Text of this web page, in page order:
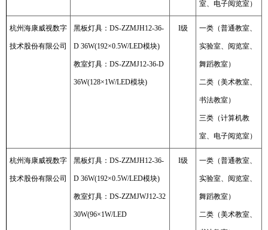
室、电子阅览室）
杭州海康威视数字
技术股份有限公司
黑板灯具：DS-ZZMJH12-36-
D 36W(192×0.5W/LED模块)
教室灯具：DS-ZZMJ12-36-D
36W(128×1W/LED模块)
I级 一类（普通教室、
实验室、阅览室、
舞蹈教室）
二类（美术教室、
书法教室）
三类（计算机教
室、电子阅览室）
杭州海康威视数字
技术股份有限公司
黑板灯具：DS-ZZMJH12-36-
D 36W(192×0.5W/LED模块)
教室灯具：DS-ZZMJWJ12-32
30W(96×1W/LED
I级 一类（普通教室、
实验室、阅览室、
舞蹈教室）
二类（美术教室、